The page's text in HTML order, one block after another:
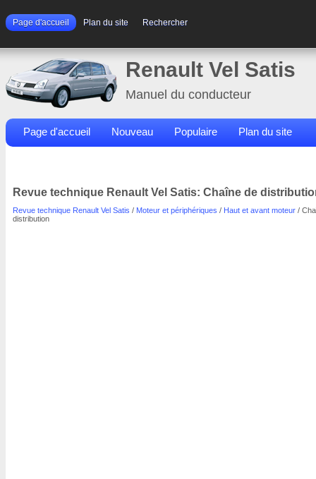
Page d'accueil Plan du site Rechercher
Renault Vel Satis
Manuel du conducteur
Page d'accueil Nouveau Populaire Plan du site
Revue technique Renault Vel Satis: Chaîne de
Revue technique Renault Vel Satis / Moteur et périphériques / Haut et avant moteur /
distribution